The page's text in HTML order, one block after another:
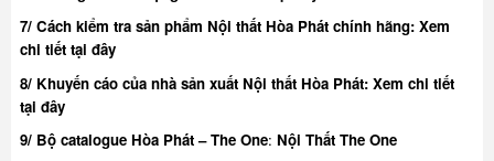
7/ Cách kiểm tra sản phẩm Nội thất Hòa Phát chính hãng: Xem
chi tiết tại đây
8/ Khuyến cáo của nhà sản xuất Nội thất Hòa Phát: Xem chi tiết
tại đây
9/ Bộ catalogue Hòa Phát – The One: Nội Thất The One